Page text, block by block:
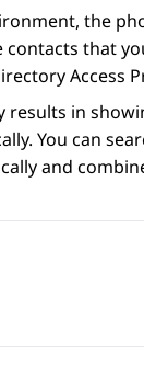
the
contacts that
Access
results in
You can
and